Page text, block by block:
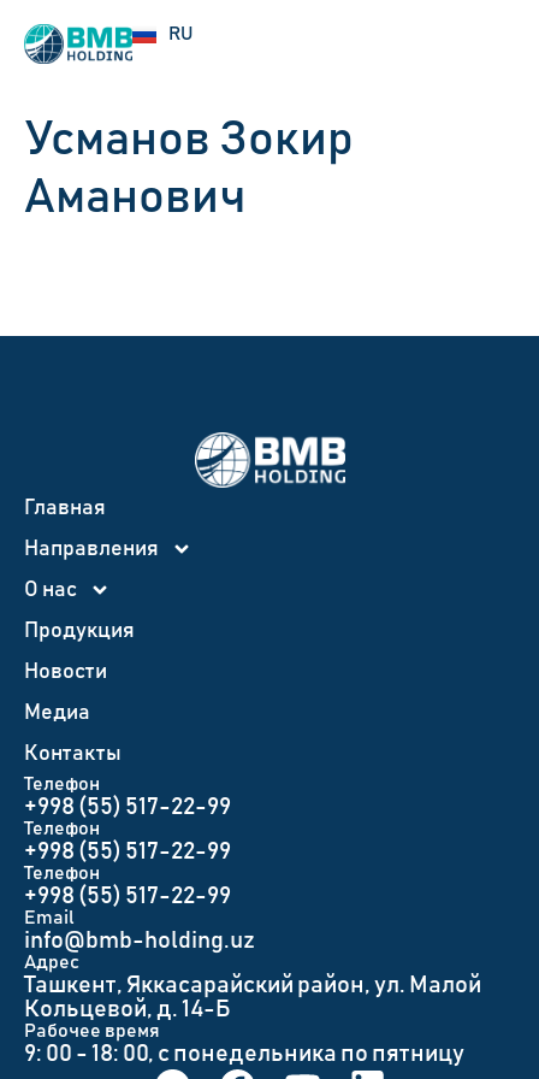
RU
EN
Усманов Зокир
Аманович
Главная
Направления
О нас
Продукция
Новости
Медиа
Контакты
Телефон
+998 (55) 517-22-99
Телефон
+998 (55) 517-22-99
Телефон
+998 (55) 517-22-99
Email
info@bmb-holding.uz​
Адрес
Ташкент, Яккасарайский район, ул. Малой
Кольцевой, д. 14-Б
Рабочее время
9: 00 - 18: 00, с понедельника по пятницу